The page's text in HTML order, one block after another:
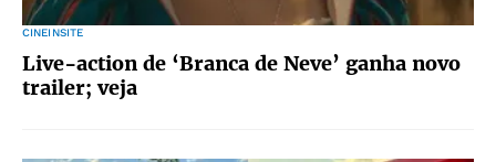
CINEINSITE
Live-action de ‘Branca de Neve’ ganha novo
trailer; veja